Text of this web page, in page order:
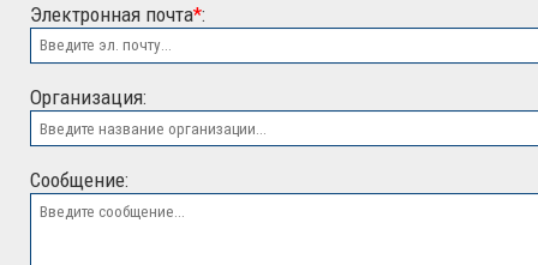
ООО "ЭСК"
Электронная почта*:
Организация:
Сообщение: